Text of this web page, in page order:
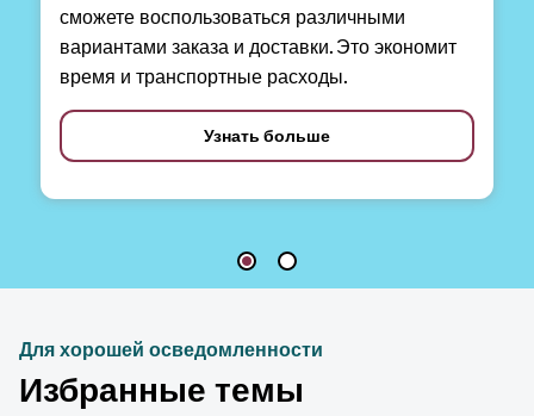
сможете воспользоваться различными
вариантами заказа и доставки. Это экономит
время и транспортные расходы.
Узнать больше
Для хорошей осведомленности
Избранные темы